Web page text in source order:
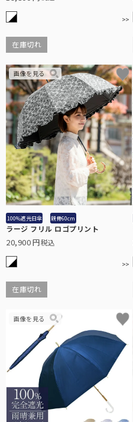
在庫切れ
100%遮光日傘 親骨60cm
ラージ フリル ロゴプリント
20,900 税込
在庫切れ